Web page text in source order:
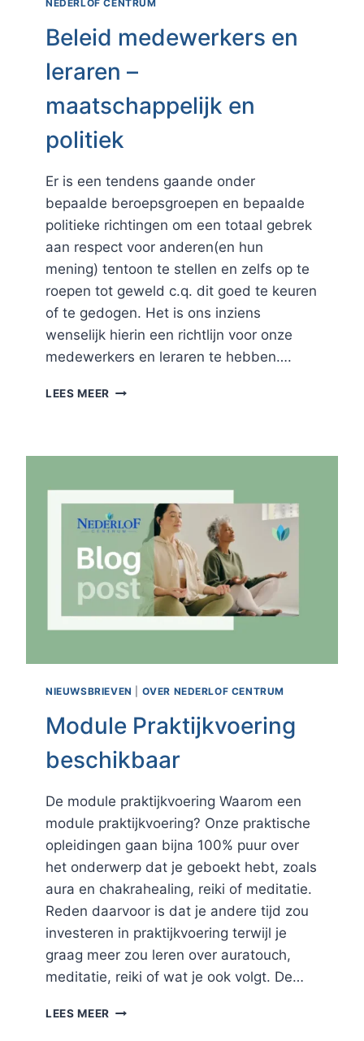
NEDERLOF CENTRUM
Beleid medewerkers en
leraren –
maatschappelijk en
politiek
Er is een tendens gaande onder
bepaalde beroepsgroepen en bepaalde
politieke richtingen om een totaal gebrek
aan respect voor anderen(en hun
mening) tentoon te stellen en zelfs op te
roepen tot geweld c.q. dit goed te keuren
of te gedogen. Het is ons inziens
wenselijk hierin een richtlijn voor onze
medewerkers en leraren te hebben….
LEES MEER BELEID
–
EN
POLITIEK
NIEUWSBRIEVEN OVER NEDERLOF CENTRUM
Module Praktijkvoering
beschikbaar
De module praktijkvoering Waarom een
module praktijkvoering? Onze praktische
opleidingen gaan bijna 100% puur over
het onderwerp dat je geboekt hebt, zoals
aura en chakrahealing, reiki of meditatie.
Reden daarvoor is dat je andere tijd zou
investeren in praktijkvoering terwijl je
graag meer zou leren over auratouch,
meditatie, reiki of wat je ook volgt. De…
LEES MEER MODULE PRAKTIJKVOERING